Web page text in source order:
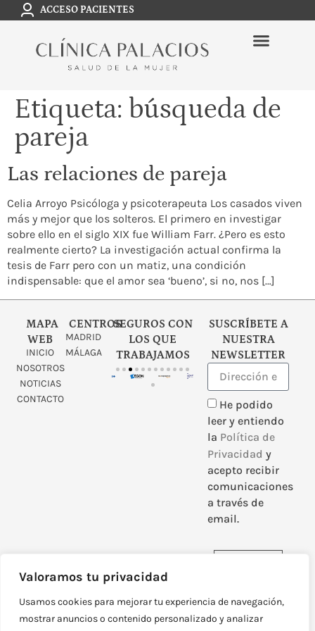
Valoramos tu privacidad
Usamos cookies para mejorar tu experiencia de navegación,
mostrar anuncios o contenido personalizado y analizar
ACCESO PACIENTES
Etiqueta: búsqueda de
pareja
Las relaciones de pareja
Celia Arroyo Psicóloga y psicoterapeuta Los casados viven
más y mejor que los solteros. El primero en investigar
sobre ello en el siglo XIX fue William Farr. ¿Pero es esto
realmente cierto? La investigación actual confirma la
tesis de Farr pero con un matiz, una condición
indispensable: que el amor sea ‘bueno’, si no, nos […]
MAPA
WEB
INICIO
NOSOTROS
NOTICIAS
CONTACTO
CENTROS
MADRID
MÁLAGA
SEGUROS CON
LOS QUE
TRABAJAMOS
SUSCRÍBETE A
NUESTRA
NEWSLETTER
He podido
leer y entiendo
la Política de
Privacidad y
acepto recibir
comunicaciones
a través de
email.